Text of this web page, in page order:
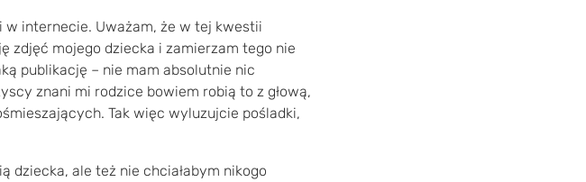
internecie. Uważam, że w tej kwestii
zdjęć mojego dziecka i zamierzam tego nie
publikację – nie mam absolutnie nic
znani mi rodzice bowiem robią to z głową,
Tak więc wyluzujcie pośladki,
dziecka, ale też nie chciałabym nikogo